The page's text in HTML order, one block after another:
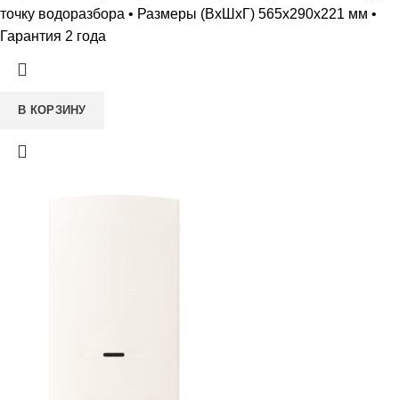
точку водоразбора • Размеры (ВxШxГ) 565х290х221 мм •
Гарантия 2 года
В КОРЗИНУ